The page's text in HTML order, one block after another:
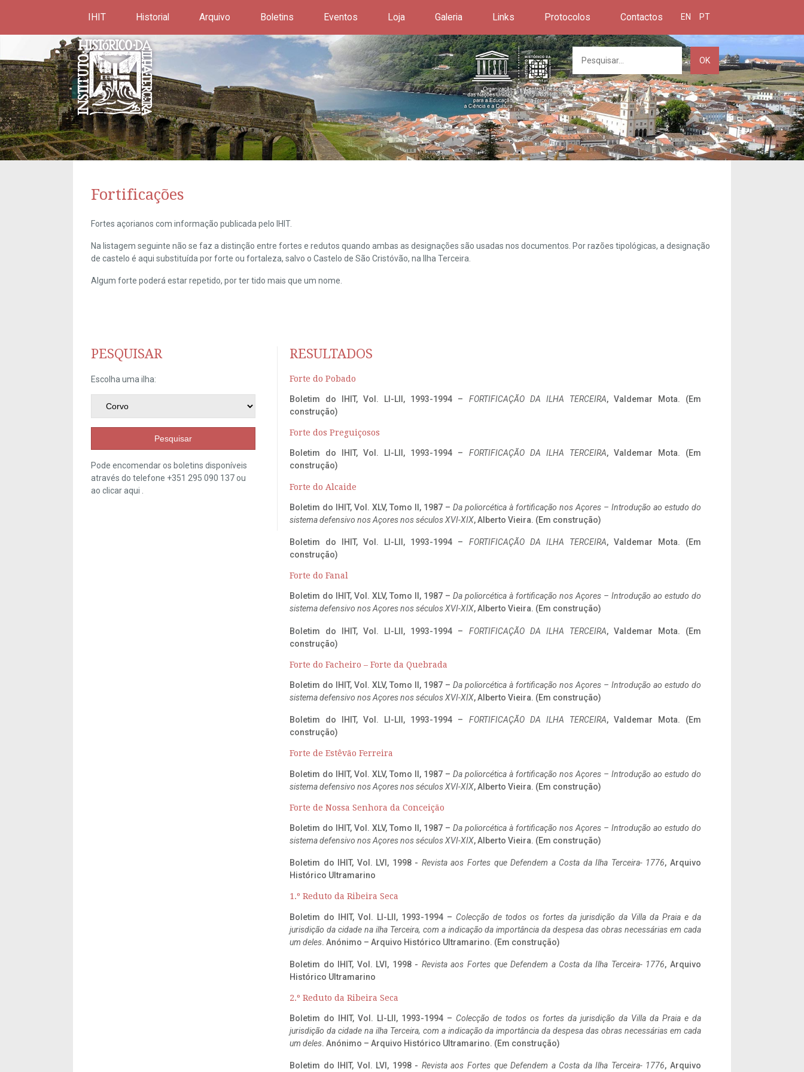
IHIT Historial Arquivo Boletins Eventos Loja Galeria Links Protocolos Contactos EN PT
OK
Fortificações
Fortes açorianos com informação publicada pelo IHIT.
Na listagem seguinte não se faz a distinção entre fortes e redutos quando ambas as designações são usadas nos documentos. Por razões tipológicas, a designação
de castelo é aqui substituída por forte ou fortaleza, salvo o Castelo de São Cristóvão, na Ilha Terceira.
Algum forte poderá estar repetido, por ter tido mais que um nome.
PESQUISAR
Escolha uma ilha:
Pesquisar
Pode encomendar os boletins disponíveis
através do telefone +351 295 090 137 ou
ao clicaraqui
RESULTADOS
Forte do Pobado
Boletim do IHIT, Vol. LI-LII, 1993-1994 – FORTIFICAÇÃO DA ILHA TERCEIRA, Valdemar Mota. (Em
construção)
Forte dos Preguiçosos
Boletim do IHIT, Vol. LI-LII, 1993-1994 – FORTIFICAÇÃO DA ILHA TERCEIRA, Valdemar Mota. (Em
construção)
Forte do Alcaide
Boletim do IHIT, Vol. XLV, Tomo II, 1987 – Da poliorcética à fortificação nos Açores – Introdução ao estudo do
sistema defensivo nos Açores nos séculos XVI-XIX, Alberto Vieira. (Em construção)
Boletim do IHIT, Vol. LI-LII, 1993-1994 – FORTIFICAÇÃO DA ILHA TERCEIRA, Valdemar Mota. (Em
construção)
Forte do Fanal
Boletim do IHIT, Vol. XLV, Tomo II, 1987 – Da poliorcética à fortificação nos Açores – Introdução ao estudo do
sistema defensivo nos Açores nos séculos XVI-XIX, Alberto Vieira. (Em construção)
Boletim do IHIT, Vol. LI-LII, 1993-1994 – FORTIFICAÇÃO DA ILHA TERCEIRA, Valdemar Mota. (Em
construção)
Forte do Facheiro – Forte da Quebrada
Boletim do IHIT, Vol. XLV, Tomo II, 1987 – Da poliorcética à fortificação nos Açores – Introdução ao estudo do
sistema defensivo nos Açores nos séculos XVI-XIX, Alberto Vieira. (Em construção)
Boletim do IHIT, Vol. LI-LII, 1993-1994 – FORTIFICAÇÃO DA ILHA TERCEIRA, Valdemar Mota. (Em
construção)
Forte de Estêvão Ferreira
Boletim do IHIT, Vol. XLV, Tomo II, 1987 – Da poliorcética à fortificação nos Açores – Introdução ao estudo do
sistema defensivo nos Açores nos séculos XVI-XIX, Alberto Vieira. (Em construção)
Forte de Nossa Senhora da Conceição
Boletim do IHIT, Vol. XLV, Tomo II, 1987 – Da poliorcética à fortificação nos Açores – Introdução ao estudo do
sistema defensivo nos Açores nos séculos XVI-XIX, Alberto Vieira. (Em construção)
Boletim do IHIT, Vol. LVI, 1998 - Revista aos Fortes que Defendem a Costa da Ilha Terceira- 1776, Arquivo
Histórico Ultramarino
1.º Reduto da Ribeira Seca
Boletim do IHIT, Vol. LI-LII, 1993-1994 – Colecção de todos os fortes da jurisdição da Villa da Praia e da
jurisdição da cidade na ilha Terceira, com a indicação da importância da despesa das obras necessárias em cada
um deles. Anónimo – Arquivo Histórico Ultramarino. (Em construção)
Boletim do IHIT, Vol. LVI, 1998 - Revista aos Fortes que Defendem a Costa da Ilha Terceira- 1776, Arquivo
Histórico Ultramarino
2.º Reduto da Ribeira Seca
Boletim do IHIT, Vol. LI-LII, 1993-1994 – Colecção de todos os fortes da jurisdição da Villa da Praia e da
jurisdição da cidade na ilha Terceira, com a indicação da importância da despesa das obras necessárias em cada
um deles. Anónimo – Arquivo Histórico Ultramarino. (Em construção)
Boletim do IHIT, Vol. LVI, 1998 - Revista aos Fortes que Defendem a Costa da Ilha Terceira- 1776, Arquivo